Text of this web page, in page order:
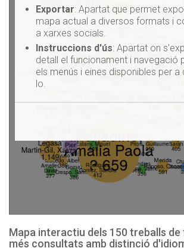
Mapa interactiu dels 150 treballs de
més consultats amb distinció